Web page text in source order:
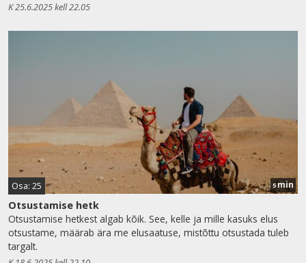
K 25.6.2025 kell 22.05
Osa: 25 5min
Otsustamise hetk
Otsustamise hetkest algab kõik. See, kelle ja mille kasuks elus
otsustame, määrab ära me elusaatuse, mistõttu otsustada tuleb
targalt.